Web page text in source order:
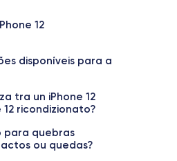
Sistema operativo
1170 x 2532 pixels
12
disponíveis para a
tra un iPhone 12
ricondizionato?
para quebras
ou quedas?